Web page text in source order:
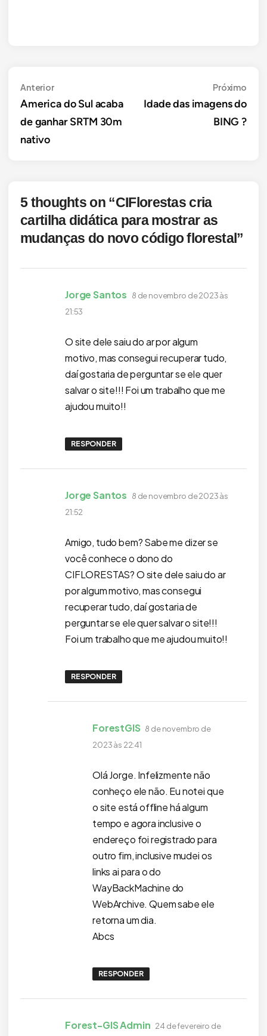
Navegação
de
Post
AnteriorAnterior
America do Sul acaba
de ganhar SRTM 30m
nativo
Próximo
Idade das imagens do
BING ?
5 thoughts on “CIFlorestas cria
cartilha didática para mostrar as
mudanças do novo código florestal”
Jorge Santos disse:
8 de novembro de 2023 às
21:53
O site dele saiu do ar por algum
motivo, mas consegui recuperar tudo,
daí gostaria de perguntar se ele quer
salvar o site!!! Foi um trabalho que me
ajudou muito!!
RESPONDER
Jorge Santos disse:
8 de novembro de 2023 às
21:52
Amigo, tudo bem? Sabe me dizer se
você conhece o dono do
CIFLORESTAS? O site dele saiu do ar
por algum motivo, mas consegui
recuperar tudo, daí gostaria de
perguntar se ele quer salvar o site!!!
Foi um trabalho que me ajudou muito!!
RESPONDER
ForestGIS disse:
8 de novembro de
2023 às 22:41
Olá Jorge. Infelizmente não
conheço ele não. Eu notei que
o site está offline há algum
tempo e agora inclusive o
endereço foi registrado para
outro fim, inclusive mudei os
links ai para o do
WayBackMachine do
WebArchive. Quem sabe ele
retorna um dia.
Abcs
RESPONDER
Forest-GIS Admin disse:
24 de fevereiro de